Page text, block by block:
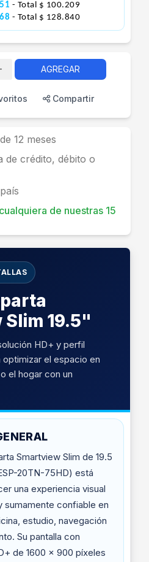
- Total $ 100.209
- Total $ 128.840
AGREGAR
Compartir
12 meses
de crédito, débito o
de nuestras 15
19.5"
HD+ y perfil
el espacio en
el hogar con un
Smartview Slim de 19.5
20TN-75HD) está
una experiencia visual
confiable en
estudio, navegación
Su pantalla con
de 1600 × 900 píxeles